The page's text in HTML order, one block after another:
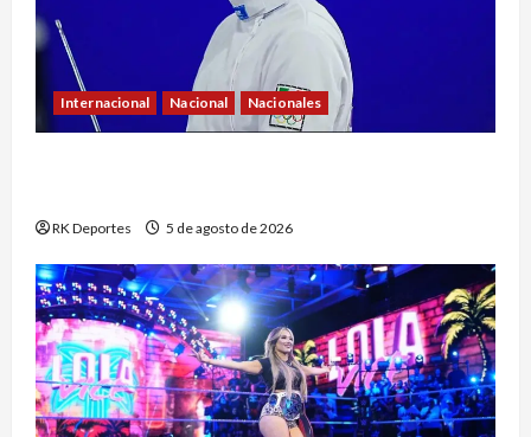
Internacional Nacional Nacionales
RK Deportes 5 de agosto de 2026